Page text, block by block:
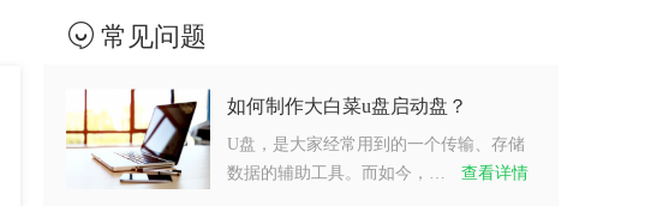
常见问题
如何制作大白菜u盘启动盘？
U盘，是大家经常用到的一个传输、存储
数据的辅助工具。而如今，…
查看详情